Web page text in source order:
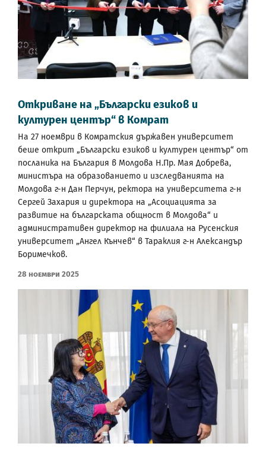
Откриване на „Български езиков и
културен център“ в Комрат
На 27 ноември в Комратския държавен университет
беше открит „Български езиков и културен център“ от
посланика на България в Молдова Н.Пр. Мая Добрева,
министъра на образованието и изследванията на
Молдова г-н Дан Перчун, ректора на университета г-н
Сергей Захария и директора на „Асоциацията за
развитие на българската общност в Молдова“ и
административен директор на филиала на Русенския
университет „Ангел Кънчев“ в Тараклия г-н Александър
Боримечков.
28 Ноември 2025